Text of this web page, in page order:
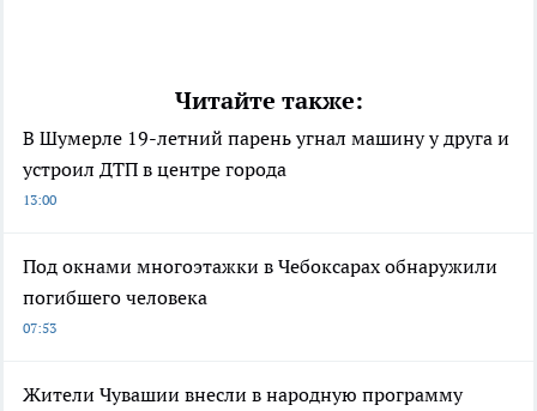
Читайте также:
В Шумерле 19-летний парень угнал машину у друга и
устроил ДТП в центре города
13:00
Под окнами многоэтажки в Чебоксарах обнаружили
погибшего человека
07:53
Жители Чувашии внесли в народную программу